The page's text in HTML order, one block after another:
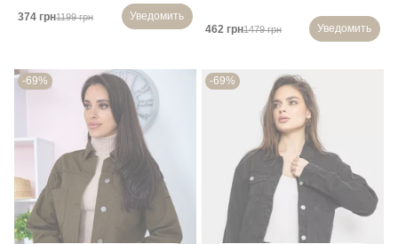
374 грн1199 грн Уведомить
462 грн1479 грн Уведомить
-69% -69%